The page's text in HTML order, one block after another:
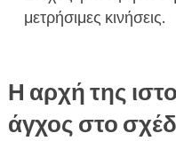
μετρήσιμες κινήσεις.
Η αρχή της
άγχος στο